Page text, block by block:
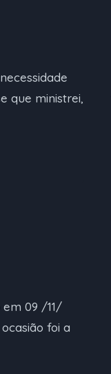
que ministrei,
em 09 /11/
foi a